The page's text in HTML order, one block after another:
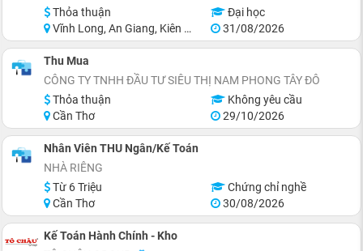
Thỏa thuận
Đại học
Vĩnh Long, An Giang, Kiên Giang, Đồng Tháp, Hậu Giang, Sóc Trăng
31/08/2026
Thu Mua
CÔNG TY TNHH ĐẦU TƯ SIÊU THỊ NAM PHONG TÂY ĐÔ
Thỏa thuận
Không yêu cầu
Cần Thơ
29/10/2026
Nhân Viên THU Ngân/Kế Toán
NHÀ RIÊNG
Từ 6 Triệu
Chứng chỉ nghề
Cần Thơ
30/08/2026
Kế Toán Hành Chính - Kho